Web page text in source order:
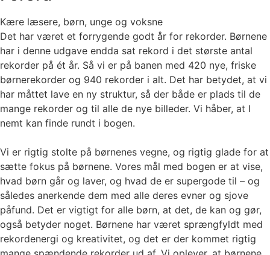
Kære læsere, børn, unge og voksne
Det har været et forrygende godt år for rekorder. Børnene
har i denne udgave endda sat rekord i det største antal
rekorder på ét år. Så vi er på banen med 420 nye, friske
børnerekorder og 940 rekorder i alt. Det har betydet, at vi
har måttet lave en ny struktur, så der både er plads til de
mange rekorder og til alle de nye billeder. Vi håber, at I
nemt kan finde rundt i bogen.
Vi er rigtig stolte på børnenes vegne, og rigtig glade for at
sætte fokus på børnene. Vores mål med bogen er at vise,
hvad børn går og laver, og hvad de er supergode til – og
således anerkende dem med alle deres evner og sjove
påfund. Det er vigtigt for alle børn, at det, de kan og gør,
også betyder noget. Børnene har været sprængfyldt med
rekordenergi og kreativitet, og det er der kommet rigtig